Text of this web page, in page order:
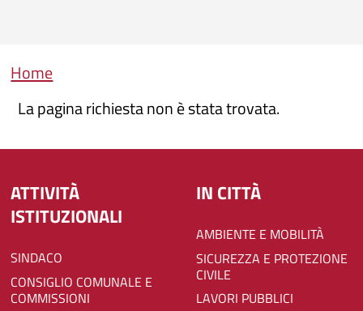
Briciole di pane
Home
La pagina richiesta non è stata trovata.
ATTIVITÀ
ISTITUZIONALI
SINDACO
CONSIGLIO COMUNALE E
COMMISSIONI
IN CITTÀ
AMBIENTE E MOBILITÀ
SICUREZZA E PROTEZIONE
CIVILE
LAVORI PUBBLICI